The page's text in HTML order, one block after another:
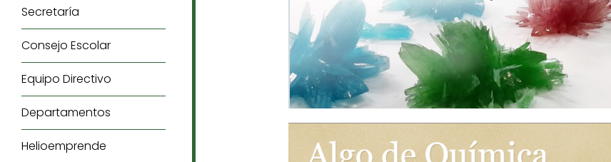
Secretaría
Consejo Escolar
Equipo Directivo
Departamentos
Helioemprende